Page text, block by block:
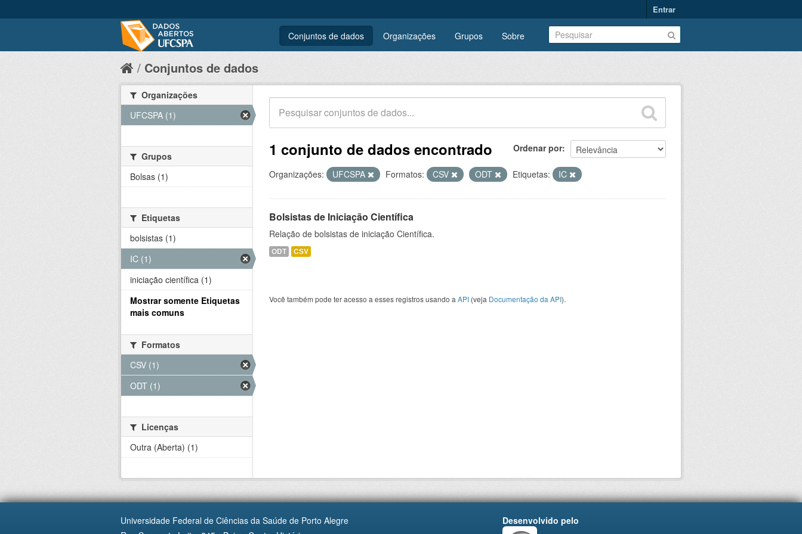
Entrar
Conjuntos de dados Organizações Grupos Sobre
Conjuntos de dados
Ordenar por
1 conjunto de dados encontrado
Organizações: UFCSPA Formatos: CSV ODT Etiquetas: IC
Bolsistas de Iniciação Científica
Relação de bolsistas de iniciação Científica.
ODT CSV
Você também pode ter acesso a esses registros usando a API (veja Documentação da API).
Organizações
UFCSPA (1)
Grupos
Bolsas (1)
Etiquetas
bolsistas (1)
IC (1)
iniciação científica (1)
Mostrar somente Etiquetas
mais comuns
Formatos
CSV (1)
ODT (1)
Licenças
Outra (Aberta) (1)
Universidade Federal de Ciências da Saúde de Porto Alegre
Desenvolvido pelo